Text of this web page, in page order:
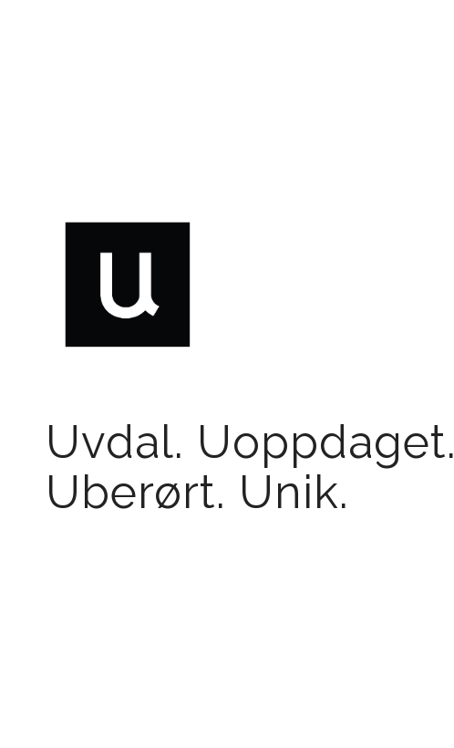
Uvdal. Uoppdaget.
Uberørt. Unik.